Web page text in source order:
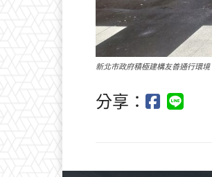
新北市政府積極建構友善通行環
分享：